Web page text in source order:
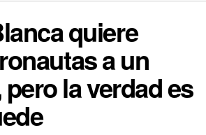
quiere
a un
la verdad es